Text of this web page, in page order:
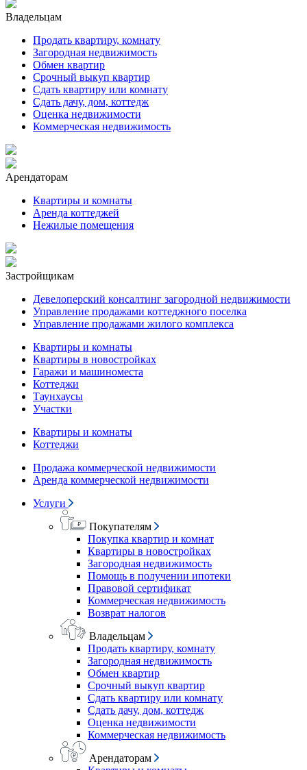
Владельцам
Продать квартиру, комнату
Загородная недвижимость
Обмен квартир
Срочный выкуп квартир
Сдать квартиру или комнату
Сдать дачу, дом, коттедж
Оценка недвижимости
Коммерческая недвижимость
Арендаторам
Квартиры и комнаты
Аренда коттеджей
Нежилые помещения
Застройщикам
Девелоперский консалтинг загородной недвижимости
Управление продажами коттеджного поселка
Управление продажами жилого комплекса
Квартиры и комнаты
Квартиры в новостройках
Гаражи и машиноместа
Коттеджи
Таунхаусы
Участки
Квартиры и комнаты
Коттеджи
Продажа коммерческой недвижимости
Аренда коммерческой недвижимости
Услуги
Покупателям
Покупка квартир и комнат
Квартиры в новостройках
Загородная недвижимость
Помощь в получении ипотеки
Правовой сертификат
Коммерческая недвижимость
Возврат налогов
Владельцам
Продать квартиру, комнату
Загородная недвижимость
Обмен квартир
Срочный выкуп квартир
Сдать квартиру или комнату
Сдать дачу, дом, коттедж
Оценка недвижимости
Коммерческая недвижимость
Арендаторам